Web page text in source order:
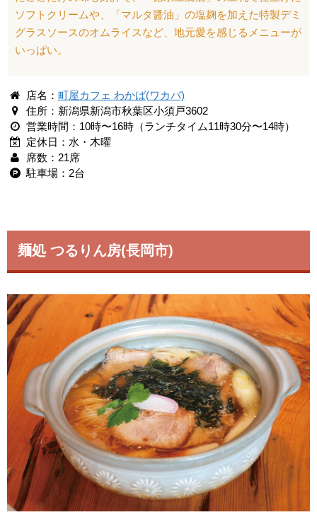
ソフトクリームや、「マルタ醤油」の塩麹を加えた特製デミ
グラスソースのオムライスなど、地元愛を感じるメニューが
いっぱい。
店名： 町屋カフェ わかば(ワカバ)
住所：新潟県新潟市秋葉区小須戸3602
営業時間：10時〜16時（ランチタイム11時30分〜14時）
定休日：水・木曜
席数：21席
駐車場：2台
麺処 つるりん房(長岡市)